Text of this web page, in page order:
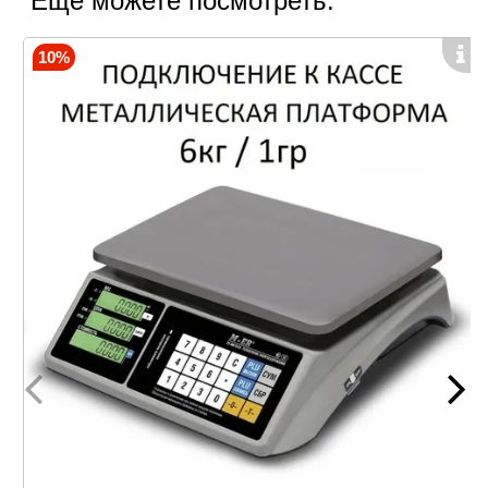
Предусмотрен также автоматический сброс на
ноль. Результаты выводятся на два LCD либо
LED-дисплея, расположенных на
противоположных сторонах весов. Итоговые
цифры хорошо видны и продавцу, и клиентам. На
каждом экране 16 разрядов индикации. Размер
символов: 15*8 мм или 15*6 мм.
Преимущества модели
Торговые весыM-ER 327AC-15.2 Ceed
LCD/LED проходят обязательную поверку. Класс
точности по ГОСТ – III. Модель внесена в
госреестр измерительных приборов. У компании
Mertech Equipment есть свидетельство, которое
подтверждает заявленные характеристики
10%